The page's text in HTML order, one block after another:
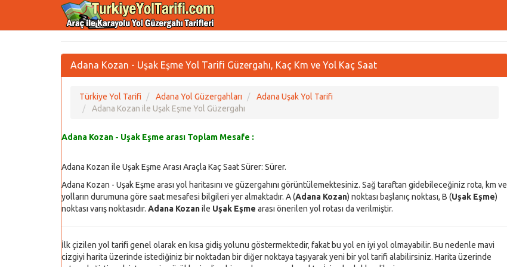
Adana Kozan - Uşak Eşme Yol Tarifi Güzergahı, Kaç Km ve Yol Kaç Saat
Türkiye Yol Tarifi Adana Yol Güzergahları
Adana Uşak Yol Tarifi
Adana Kozan ile Uşak Eşme Yol Güzergahı
Adana Kozan - Uşak Eşme arası Toplam Mesafe :
Adana Kozan ile Uşak Eşme Arası Araçla Kaç Saat Sürer: Sürer.
Adana Kozan - Uşak Eşme arası yol haritasını ve güzergahını görüntülemektesiniz. Sağ taraftan gidebileceğiniz rota, km ve
yolların durumuna göre saat mesafesi bilgileri yer almaktadır. A (Adana Kozan) noktası başlanıç noktası, B (Uşak Eşme)
noktası varış noktasıdır. Adana Kozanile Uşak Eşme arası önerilen yol rotası da verilmiştir.
İlk çizilen yol tarifi genel olarak en kısa gidiş yolunu göstermektedir, fakat bu yol en iyi yol olmayabilir. Bu nedenle mavi
cizgiyi harita üzerinde istediğiniz bir noktadan bir diğer noktaya taşıyarak yeni bir yol tarifi alabilirsiniz. Harita üzerinde